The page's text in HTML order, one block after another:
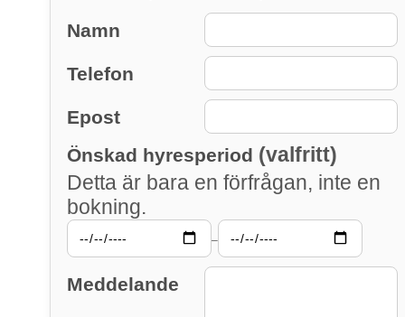
Namn
Telefon
Epost
Önskad hyresperiod (valfritt)
Detta är bara en förfrågan, inte en
bokning.
–
Meddelande